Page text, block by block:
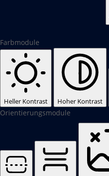
Farbmodule
Heller Kontrast Hoher Kontrast
Orientierungsmodule